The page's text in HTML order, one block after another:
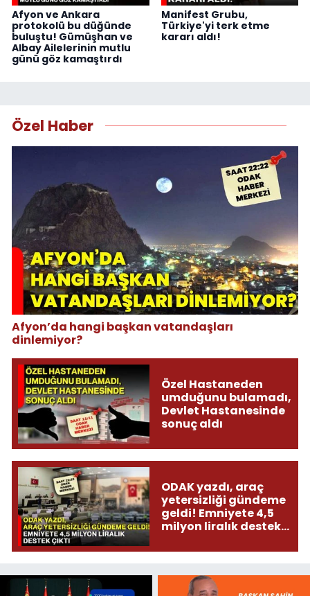
Afyon ve Ankara
protokolü bu düğünde
buluştu! Gümüşhan ve
Albay Ailelerinin mutlu
günü göz kamaştırdı
Manifest Grubu,
Türkiye'yi terk etme
kararı aldı!
Özel Haber
Afyon’da hangi başkan vatandaşları
dinlemiyor?
Özel Hastaneden
umduğunu bulamadı,
Devlet Hastanesinde
sonuç aldı
ODAK yazdı, araç
yetersizliği gündeme
geldi! Emniyete 4,5
milyon liralık destek